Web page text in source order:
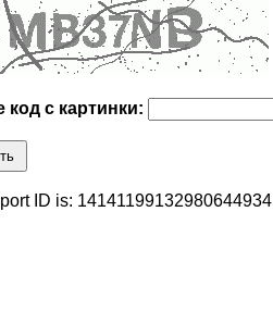
код с картинки:
ID is: 14141199132980644934